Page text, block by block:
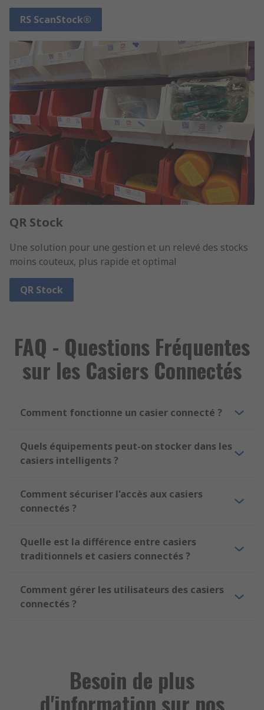
RS ScanStock®
QR Stock
Une solution pour une gestion et un relevé des stocks
moins couteux, plus rapide et optimal
QR Stock
FAQ - Questions Fréquentes
sur les Casiers Connectés
Comment fonctionne un casier connecté ?
Quels équipements peut-on stocker dans les
casiers intelligents ?
Comment sécuriser l'accès aux casiers
connectés ?
Quelle est la différence entre casiers
traditionnels et casiers connectés ?
Comment gérer les utilisateurs des casiers
connectés ?
Besoin de plus
d'information sur nos